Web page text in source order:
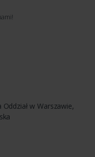
Oddział w Warszawie,